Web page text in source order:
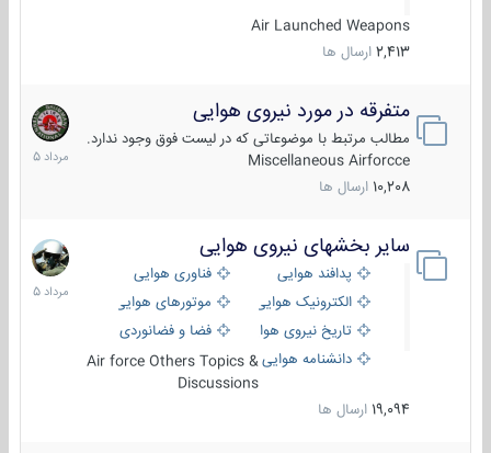
Air Launched Weapons
2,413 ارسال ها
متفرقه در مورد نیروی هوایی
مطالب مرتبط با موضوعاتی که در لیست فوق وجود ندارد.
Miscellaneous Airforcce
10,208 ارسال ها
7
مرداد
1405
سایر بخشهای نیروی هوایی
پدافند هوایی
فناوری هوایی
الکترونیک هوایی
موتورهای هوایی
تاریخ نیروی هوایی
فضا و فضانوردی
دانشنامه هواییAir force Others Topics &
Discussions
19,094 ارسال ها
2
مرداد
1405